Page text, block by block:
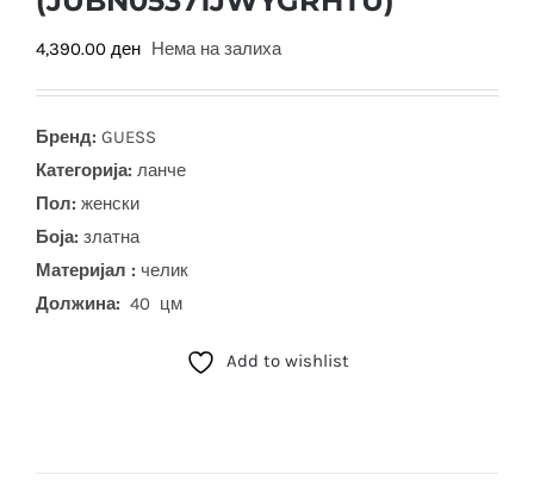
4,390.00 ден Нема на залиха
Бренд: GUESS
Категорија: ланче
Пол: женски
Боја: златна
Материјал : челик
Должина: 40 цм
Add to wishlist